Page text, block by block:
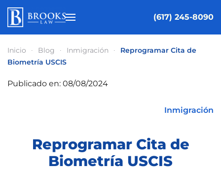
Ir al contenido principal
(617) 245-8090
Inicio Blog Inmigración
Reprogramar Cita de
Biometría USCIS
Publicado en: 08/08/2024
Inmigración
Reprogramar Cita de
Biometría USCIS